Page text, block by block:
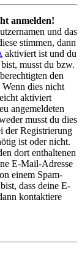
anmelden!
und das
stimmen, dann
aktiviert ist und du
musst du bzw.
den
dies nicht
aktiviert
angemeldeten
musst du dies
der Registrierung
ist oder nicht.
dort enthaltenen
E-Mail-Adresse
einem Spam-
dass deine E-
kontaktiere